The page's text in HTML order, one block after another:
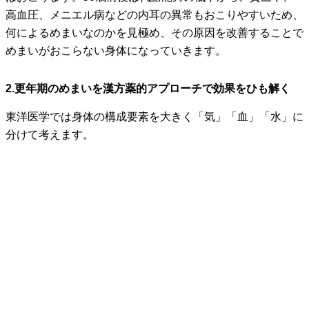
高血圧、メニエル病などの内耳の異常もおこりやすいため、
何によるめまいなのかを見極め、その原因を改善することで
めまいがおこらない身体になっていきます。
2.更年期のめまいを漢方薬的アプローチで効果をひも解く
東洋医学では身体の構成要素を大きく「気」「血」「水」に
分けて考えます。